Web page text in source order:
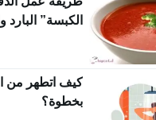
الكبسة” البارد
كيف اتطهر من
بخطوة؟